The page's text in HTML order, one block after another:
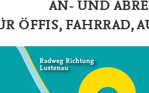
AN- UND
ÖFFIS, FAHRRAD,